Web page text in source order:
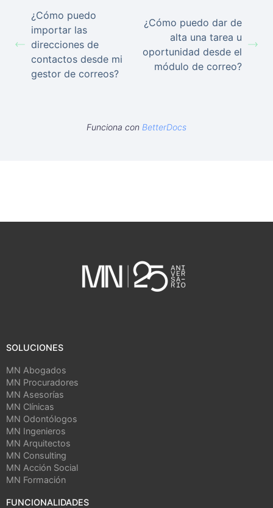
¿Cómo puedo
importar las
direcciones de
contactos desde mi
gestor de correos?
¿Cómo puedo dar de
alta una tarea u
oportunidad desde el
módulo de correo?
Funciona con BetterDocs
SOLUCIONES
MN Abogados
MN Procuradores
MN Asesorías
MN Clínicas
MN Odontólogos
MN Ingenieros
MN Arquitectos
MN Consulting
MN Acción Social
MN Formación
FUNCIONALIDADES